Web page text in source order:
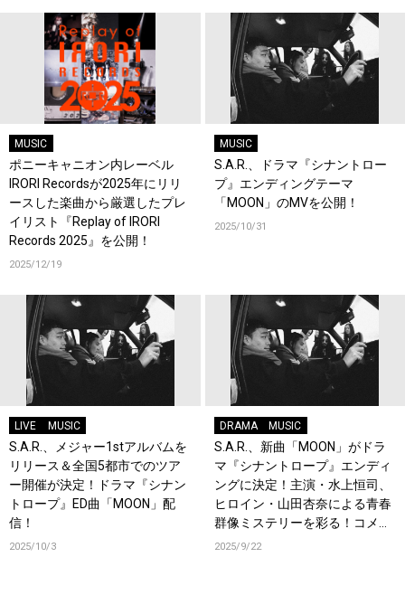
MUSIC
ポニーキャニオン内レーベル
IRORI Recordsが2025年にリリ
ースした楽曲から厳選したプレ
イリスト『Replay of IRORI
Records 2025』を公開！
2025/12/19
MUSIC
S.A.R.、ドラマ『シナントロー
プ』エンディングテーマ
「MOON」のMVを公開！
2025/10/31
LIVE MUSIC
S.A.R.、メジャー1stアルバムを
リリース＆全国5都市でのツア
ー開催が決定！ドラマ『シナン
トロープ』ED曲「MOON」配
信！
2025/10/3
DRAMA MUSIC
S.A.R.、新曲「MOON」がドラ
マ『シナントロープ』エンディ
ングに決定！主演・水上恒司、
ヒロイン・山田杏奈による青春
群像ミステリーを彩る！コメン
トも到着！
2025/9/22